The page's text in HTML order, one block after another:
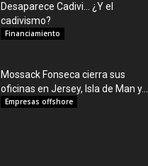
Desaparece Cadivi… ¿Y el
cadivismo?
Financiamiento
Mossack Fonseca cierra sus
oficinas en Jersey, Isla de Man y...
Empresas offshore